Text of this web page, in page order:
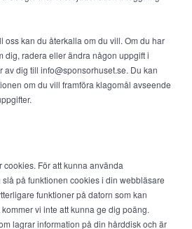
oss kan du återkalla om du vill. Om du har
dig, radera eller ändra någon uppgift i
av dig till info@sponsorhuset.se. Du kan
om du vill framföra klagomål avseende
För att kunna använda
på funktionen cookies i din webbläsare
funktioner på datorn som kan
vi inte att kunna ge dig poäng.
lagrar information på din hårddisk och är